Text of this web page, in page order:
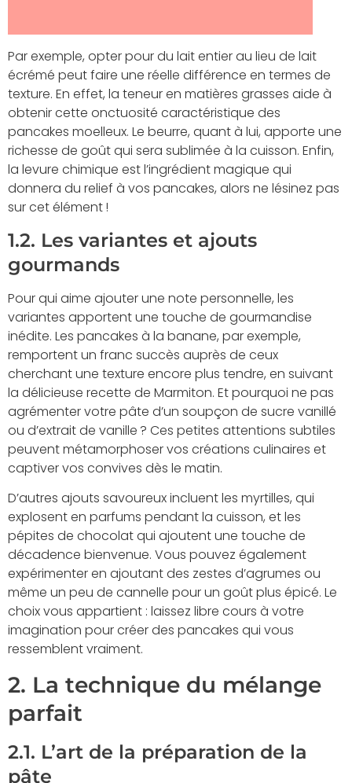
Par exemple, opter pour du lait entier au lieu de lait
écrémé peut faire une réelle différence en termes de
texture. En effet, la teneur en matières grasses aide à
obtenir cette onctuosité caractéristique des
pancakes moelleux. Le beurre, quant à lui, apporte une
richesse de goût qui sera sublimée à la cuisson. Enfin,
la levure chimique est l’ingrédient magique qui
donnera du relief à vos pancakes, alors ne lésinez pas
sur cet élément !
1.2. Les variantes et ajouts
gourmands
Pour qui aime ajouter une note personnelle, les
variantes apportent une touche de gourmandise
inédite. Les pancakes à la banane, par exemple,
remportent un franc succès auprès de ceux
cherchant une texture encore plus tendre, en suivant
la délicieuse recette de Marmiton. Et pourquoi ne pas
agrémenter votre pâte d’un soupçon de sucre vanillé
ou d’extrait de vanille ? Ces petites attentions subtiles
peuvent métamorphoser vos créations culinaires et
captiver vos convives dès le matin.
D’autres ajouts savoureux incluent les myrtilles, qui
explosent en parfums pendant la cuisson, et les
pépites de chocolat qui ajoutent une touche de
décadence bienvenue. Vous pouvez également
expérimenter en ajoutant des zestes d’agrumes ou
même un peu de cannelle pour un goût plus épicé. Le
choix vous appartient : laissez libre cours à votre
imagination pour créer des pancakes qui vous
ressemblent vraiment.
2. La technique du mélange
parfait
2.1. L’art de la préparation de la
pâte